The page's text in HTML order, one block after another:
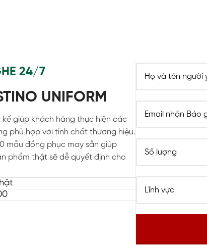
24/7
UNIFORM
giúp khách hàng thực hiện các
phù hợp với tính chất thương hiệu.
mẫu đồng phục may sẵn giúp
phẩm thật sẽ dễ quyết định cho